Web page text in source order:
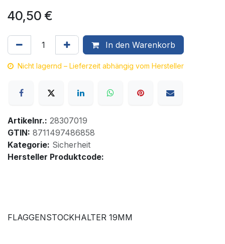
40,50 €
In den Warenkorb
Nicht lagernd – Lieferzeit abhängig vom Hersteller
Artikelnr.: 28307019
GTIN: 8711497486858
Kategorie: Sicherheit
Hersteller Produktcode:
FLAGGENSTOCKHALTER 19MM